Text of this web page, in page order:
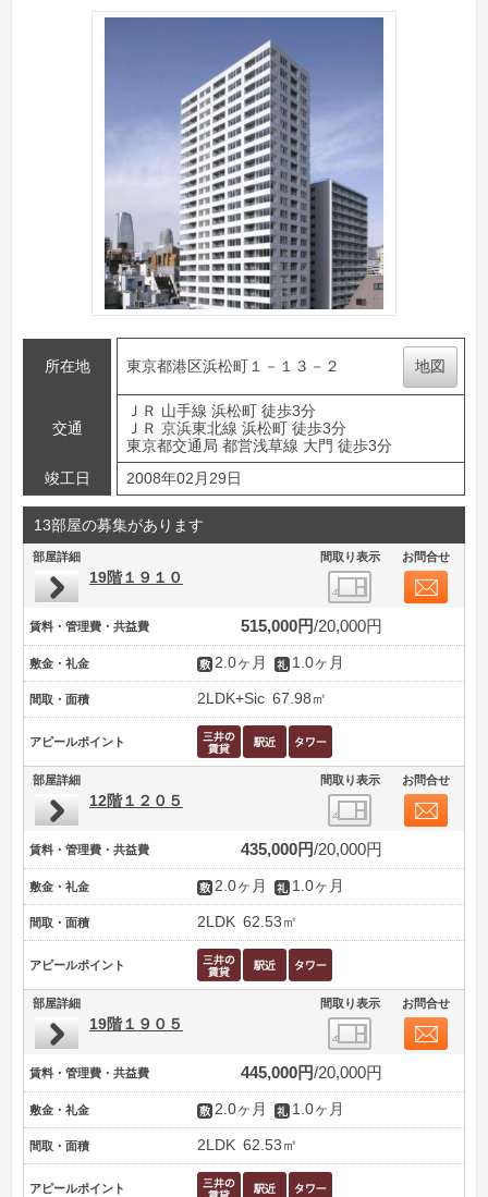
所在地 東京都港区浜松町１－１３－２ 地図
交通
ＪＲ 山手線 浜松町 徒歩3分
ＪＲ 京浜東北線 浜松町 徒歩3分
東京都交通局 都営浅草線 大門 徒歩3分
竣工日
2008年02月29日
13部屋の募集があります
部屋詳細 間取り表示 お問合せ
19階１９１０
賃料・管理費・共益費 515,000円 20,000円
敷金・礼金 2.0ヶ月 1.0ヶ月
間取・面積 2LDK+Sic 67.98㎡
アピールポイント
部屋詳細 間取り表示 お問合せ
12階１２０５
賃料・管理費・共益費 435,000円 20,000円
敷金・礼金 2.0ヶ月 1.0ヶ月
間取・面積 2LDK 62.53㎡
アピールポイント
部屋詳細 間取り表示 お問合せ
19階１９０５
賃料・管理費・共益費 445,000円 20,000円
敷金・礼金 2.0ヶ月 1.0ヶ月
間取・面積 2LDK 62.53㎡
アピールポイント